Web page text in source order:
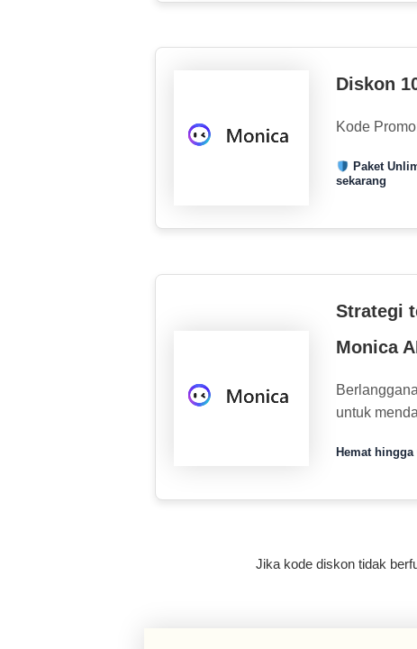
Diskon
Kode
Paket
sekarang
Strategi
Monica
untuk
Hemat
Jika kode diskon tidak